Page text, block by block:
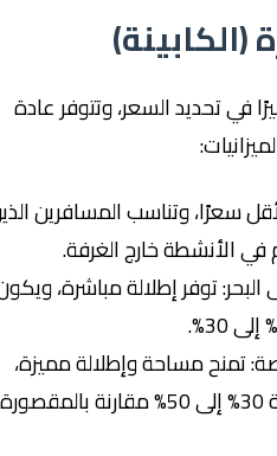
تحديد السعر، وتتوفر عادة
وتناسب المسافرين الذين
خارج الغرفة.
توفر إطلالة مباشرة، ويكون
مساحة وإطلالة مميزة،
وقد يزيد سعرها بنسبة 30% إلى 50% مقارنة بالمقصورة